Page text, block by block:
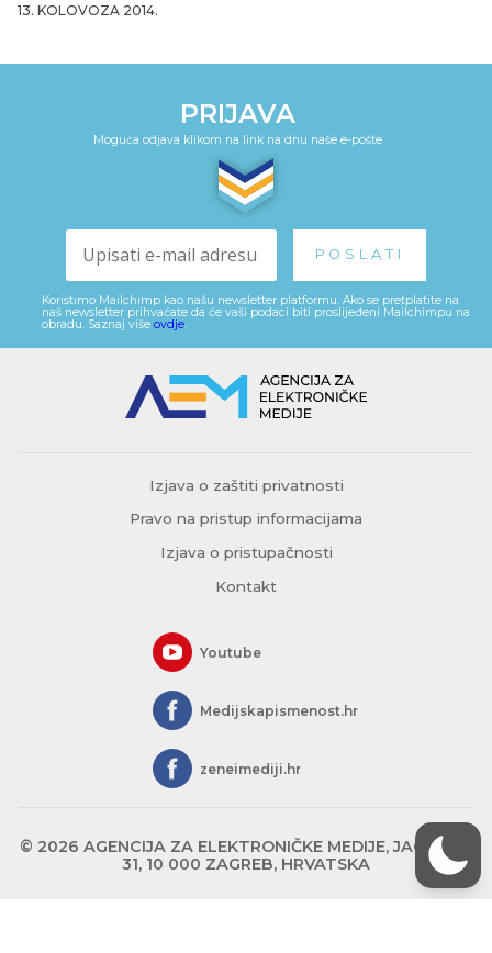
13. KOLOVOZA 2014.
PRIJAVA
Moguća odjava klikom na link na dnu naše e-pošte
Koristimo Mailchimp kao našu newsletter platformu. Ako se pretplatite na
naš newsletter prihvaćate da će vaši podaci biti proslijeđeni Mailchimpu na
obradu. Saznaj više ovdje.
Izjava o zaštiti privatnosti
Pravo na pristup informacijama
Izjava o pristupačnosti
Kontakt
Youtube
Medijskapismenost.hr
zeneimediji.hr
© 2026 AGENCIJA ZA ELEKTRONIČKE MEDIJE, JAGIĆEVA
31, 10 000 ZAGREB, HRVATSKA